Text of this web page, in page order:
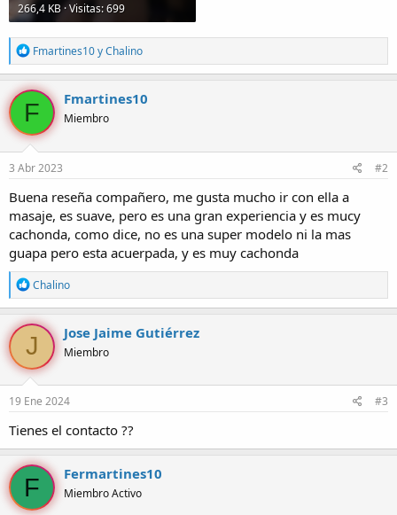
266,4 KB · Visitas: 699
R
e
a
c
c
i
o
n
e
s
Fmartines10yChalino
F Fmartines10
Miembro
3 Abr 2023 #2
Buena reseña compañero, me gusta mucho ir con ella a
masaje, es suave, pero es una gran experiencia y es mucy
cachonda, como dice, no es una super modelo ni la mas
guapa pero esta acuerpada, y es muy cachonda
R
e
a
c
c
i
o
n
e
:
Chalino
J Jose Jaime Gutiérrez
Miembro
19 Ene 2024 #3
Tienes el contacto ??
F Fermartines10
Miembro Activo